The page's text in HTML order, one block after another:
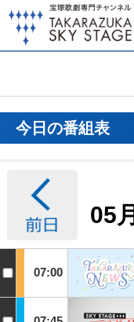
今日の番組表
05
07:00